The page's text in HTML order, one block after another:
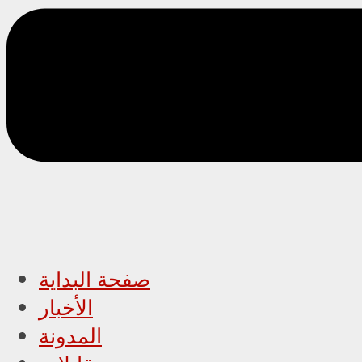
صفحة البداية
الأخبار
المدونة